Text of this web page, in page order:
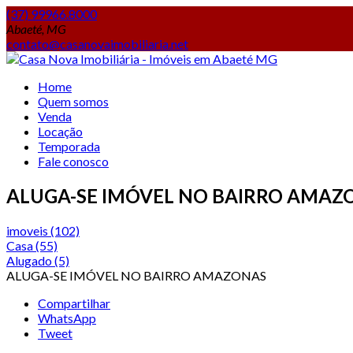
(37) 99966.8000
Abaeté, MG
contato@casanovaimobiliaria.net
Home
Quem somos
Venda
Locação
Temporada
Fale conosco
ALUGA-SE IMÓVEL NO BAIRRO
imoveis (102)
Casa(55)
Alugado(5)
ALUGA-SE IMÓVEL NO BAIRRO AMAZONAS
Compartilhar
WhatsApp
Tweet